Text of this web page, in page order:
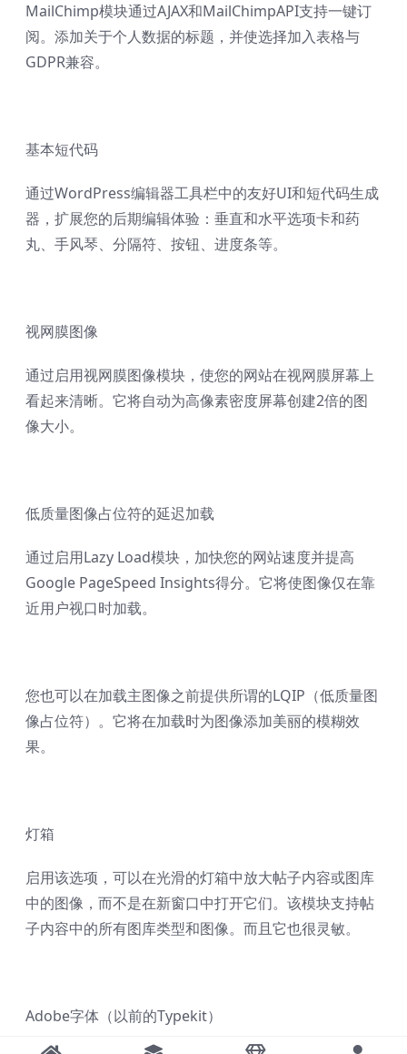
MailChimp模块通过AJAX和MailChimpAPI支持一键订
阅。添加关于个人数据的标题，并使选择加入表格与
GDPR兼容。
基本短代码
通过WordPress编辑器工具栏中的友好UI和短代码生成
器，扩展您的后期编辑体验：垂直和水平选项卡和药
丸、手风琴、分隔符、按钮、进度条等。
视网膜图像
通过启用视网膜图像模块，使您的网站在视网膜屏幕上
看起来清晰。它将自动为高像素密度屏幕创建2倍的图
像大小。
低质量图像占位符的延迟加载
通过启用Lazy Load模块，加快您的网站速度并提高
Google PageSpeed Insights得分。它将使图像仅在靠
近用户视口时加载。
您也可以在加载主图像之前提供所谓的LQIP（低质量图
像占位符）。它将在加载时为图像添加美丽的模糊效
果。
灯箱
启用该选项，可以在光滑的灯箱中放大帖子内容或图库
中的图像，而不是在新窗口中打开它们。该模块支持帖
子内容中的所有图库类型和图像。而且它也很灵敏。
Adobe字体（以前的Typekit）